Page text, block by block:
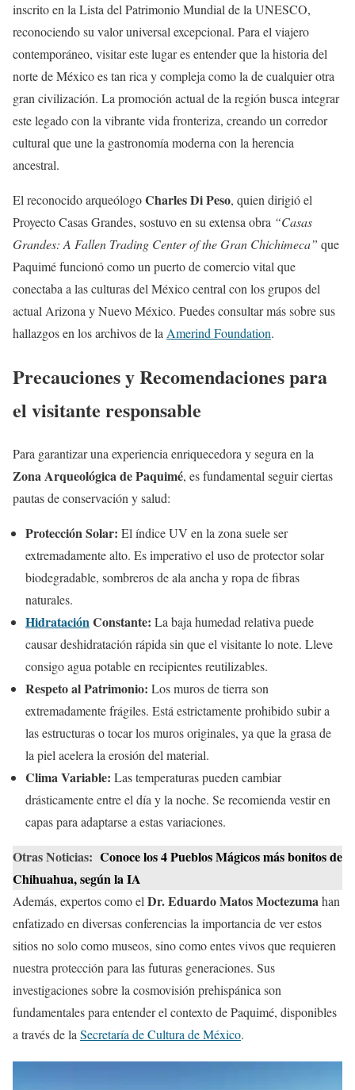
inscrito en la Lista del Patrimonio Mundial de la UNESCO,
reconociendo su valor universal excepcional. Para el viajero
contemporáneo, visitar este lugar es entender que la historia del
norte de México es tan rica y compleja como la de cualquier otra
gran civilización. La promoción actual de la región busca integrar
este legado con la vibrante vida fronteriza, creando un corredor
cultural que une la gastronomía moderna con la herencia
ancestral.
El reconocido arqueólogoCharles Di Peso, quien dirigió el
Proyecto Casas Grandes, sostuvo en su extensa obra “Casas
Grandes: A Fallen Trading Center of the Gran Chichimeca” que
Paquimé funcionó como un puerto de comercio vital que
conectaba a las culturas del México central con los grupos del
actual Arizona y Nuevo México. Puedes consultar más sobre sus
hallazgos en los archivos de la Amerind Foundation.
Precauciones y Recomendaciones para
el visitante responsable
Para garantizar una experiencia enriquecedora y segura en la
Zona Arqueológica de Paquimé, es fundamental seguir ciertas
pautas de conservación y salud:
Protección Solar: El índice UV en la zona suele ser
extremadamente alto. Es imperativo el uso de protector solar
biodegradable, sombreros de ala ancha y ropa de fibras
naturales.
HidrataciónConstante: La baja humedad relativa puede
causar deshidratación rápida sin que el visitante lo note. Lleve
consigo agua potable en recipientes reutilizables.
Respeto al Patrimonio: Los muros de tierra son
extremadamente frágiles. Está estrictamente prohibido subir a
las estructuras o tocar los muros originales, ya que la grasa de
la piel acelera la erosión del material.
Clima Variable: Las temperaturas pueden cambiar
drásticamente entre el día y la noche. Se recomienda vestir en
capas para adaptarse a estas variaciones.
Otras Noticias: Conoce los 4 Pueblos Mágicos más bonitos de
Chihuahua, según la IA
Además, expertos como el Dr. Eduardo Matos Moctezumahan
enfatizado en diversas conferencias la importancia de ver estos
sitios no solo como museos, sino como entes vivos que requieren
nuestra protección para las futuras generaciones. Sus
investigaciones sobre la cosmovisión prehispánica son
fundamentales para entender el contexto de Paquimé, disponibles
a través de la Secretaría de Cultura de México.